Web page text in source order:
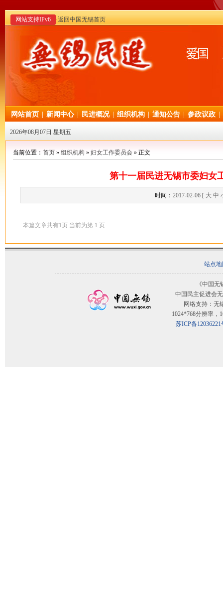
网站支持IPv6 ·返回中国无锡首页
网站首页 新闻中心 民进概况 组织机构 通知公告 参政议政
2026年08月07日 星期五
当前位置： 首页 » 组织机构 » 妇女工作委员会 » 正文
第十一届民进无锡市委妇女
时间： 2017-02-06 [ 大 中
本篇文章共有1页 当前为第 1 页
站点
《中国
中国民主促进会
网络支持：无
1024*768分辨率，
苏ICP备12036221